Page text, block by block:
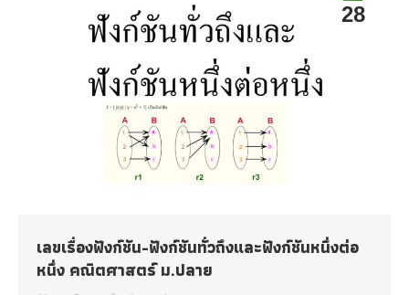
28
เลขเรื่องฟังก์ชัน-ฟังก์ชันทั่วถึงและฟังก์ชันหนึ่งต่อ
หนึ่ง คณิตศาสตร์ ม.ปลาย